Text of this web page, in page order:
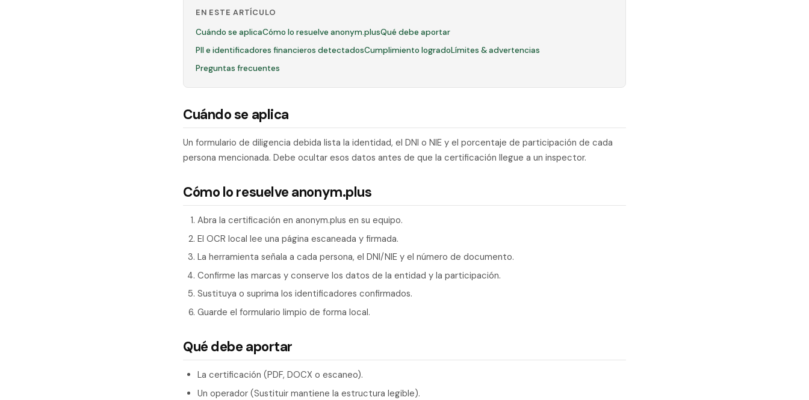
EN ESTE ARTÍCULO
Cuándo se aplicaCómo lo resuelve anonym.plusQué debe aportar
PII e identificadores financieros detectadosCumplimiento logradoLímites & advertencias
Preguntas frecuentes
Cuándo se aplica
Un formulario de diligencia debida lista la identidad, el DNI o NIE y el porcentaje de participación de cada
persona mencionada. Debe ocultar esos datos antes de que la certificación llegue a un inspector.
Cómo lo resuelve anonym.plus
Abra la certificación en anonym.plus en su equipo.
El OCR local lee una página escaneada y firmada.
La herramienta señala a cada persona, el DNI/NIE y el número de documento.
Confirme las marcas y conserve los datos de la entidad y la participación.
Sustituya o suprima los identificadores confirmados.
Guarde el formulario limpio de forma local.
Qué debe aportar
La certificación (PDF, DOCX o escaneo).
Un operador (Sustituir mantiene la estructura legible).